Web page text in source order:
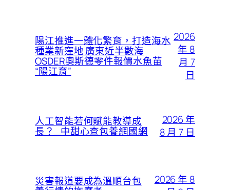
陽江推進一體化繁育，打造海水
種業新窪地 廣東近半數海
OSDER奧斯德零件報價水魚苗
“陽江育”
2026
年 8
月 7
日
人工智能若何賦能教導成
長？_中甜心查包養網國網
2026 年
8 月 7 日
災害報道要成為溫順台包
2026 年 8